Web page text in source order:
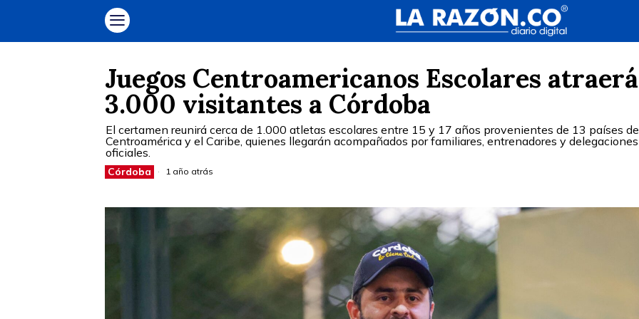
Juegos Centroamericanos Escolares
3.000 visitantes a Córdoba
El certamen reunirá cerca de 1.000 atletas escolares entre 15 y 17 años provenientes de 13 países de
Centroamérica y el Caribe, quienes llegarán acompañados por familiares, entrenadores y delegaciones
oficiales.
Córdoba 1 año atrás